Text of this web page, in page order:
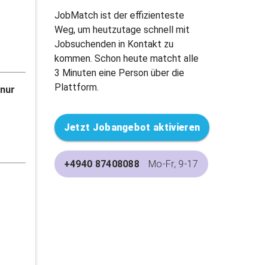
JobMatch ist der effizienteste
Weg, um heutzutage schnell mit
Jobsuchenden in Kontakt zu
kommen. Schon heute matcht alle
3 Minuten eine Person über die
Plattform.
Jetzt Jobangebot aktivieren
+4940 87408088 Mo-Fr, 9-17